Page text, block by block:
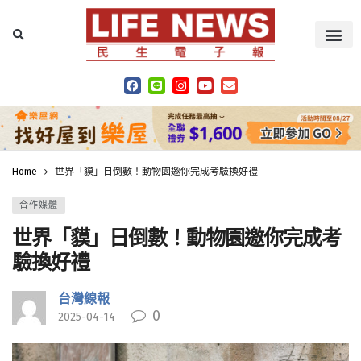
Home 世界「貘」日倒數！動物園邀你完成考驗換好禮
合作媒體
世界「貘」日倒數！動物園邀你完成考
驗換好禮
台灣線報
2025-04-14 0